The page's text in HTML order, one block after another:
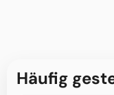
Häufig